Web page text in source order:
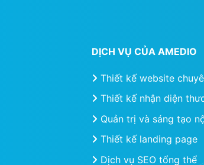
DỊCH VỤ CỦA AMEDIO
Thiết kế website
Thiết kế nhận diện
Quản trị và sáng tạo
Thiết kế landing page
Dịch vụ SEO tổng thể